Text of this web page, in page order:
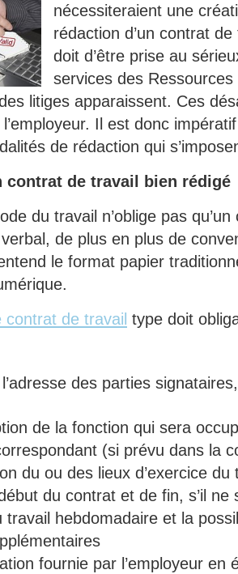
nécessiteraient une
rédaction d’un contrat
doit d’être prise au
services des
litiges apparaissent. Ces
Il est donc
de rédaction qui
contrat de travail bien rédigé
du travail n’oblige pas
de plus en plus de
le format papier
contrat de travail type doit
l’adresse des parties
de la fonction qui sera
(si prévu dans la
du ou des lieux d’exercice du
du contrat et de fin, s’il ne
travail hebdomadaire et la
fournie par l’employeur en